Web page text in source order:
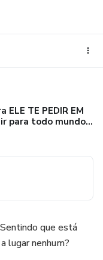
ELE TE PEDIR EM
para todo mundo
que está
lugar nenhum?